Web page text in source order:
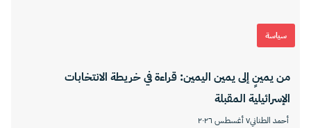
سياسة
من يمينٍ إلى يمين اليمين: قراءة في خريطة الانتخابات
الإسرائيلية المقبلة
أحمد الطناني٧ أغسطس ٢٠٢٦